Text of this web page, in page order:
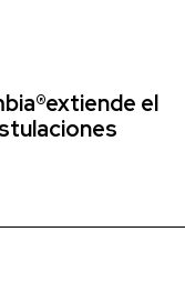
el